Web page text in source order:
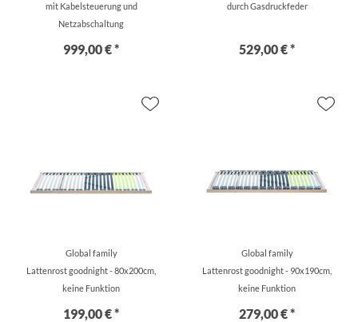
mit Kabelsteuerung und
Netzabschaltung
999,00 € *
durch Gasdruckfeder
529,00 € *
Global family
Lattenrost goodnight - 80x200cm,
keine Funktion
199,00 € *
Global family
Lattenrost goodnight - 90x190cm,
keine Funktion
279,00 € *